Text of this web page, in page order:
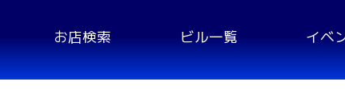
お店検索 ビル一覧 イベ